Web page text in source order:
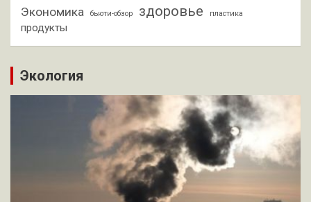
Экономика бьюти-обзор здоровье пластика
продукты
Экология